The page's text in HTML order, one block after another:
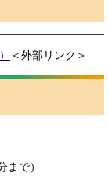
＜外部リンク＞
まで）